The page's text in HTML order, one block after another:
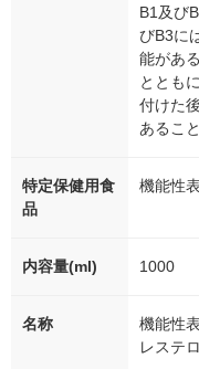
B1及び
びB3に
能があ
ととも
付けた
あるこ
特定保健用食
品
機能性
内容量(ml) 1000
名称
機能性
レステ